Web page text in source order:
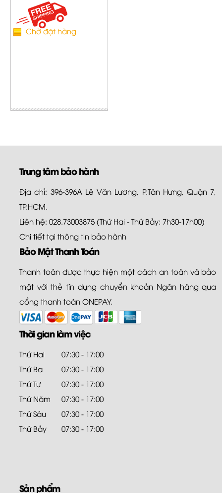
Chờ đặt hàng
Trung tâm bảo hành
Địa chỉ: 396-396A Lê Văn Lương, P.Tân Hưng, Quận 7,
TP.HCM.
Liên hệ: 028.73003875 (Thứ Hai - Thứ Bảy: 7h30-17h00)
Chi tiết tại thông tin bảo hành
Bảo Mật Thanh Toán
Thanh toán được thực hiện một cách an toàn và bảo
mật với thẻ tín dụng chuyển khoản Ngân hàng qua
cổng thanh toán ONEPAY.
Thời gian làm việc
Thứ Hai
07:30 - 17:00
Thứ Ba
07:30 - 17:00
Thứ Tư
07:30 - 17:00
Thứ Năm
07:30 - 17:00
Thứ Sáu
07:30 - 17:00
Thứ Bảy
07:30 - 17:00
Sản phẩm